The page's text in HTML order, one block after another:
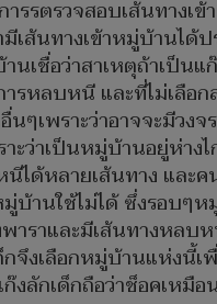
รรตรวจสอบเส้นทางเ
เส้นทางเข้าหมู่บ้านได้
นเชื่อว่าสาเหตุถ้าเป็นแ
ารหลบหนี และที่ไม่เลือก
ๆเพราะว่าอาจจะมีวง
าะว่าเป็นหมู่บ้านอยู่ห่าง
ได้หลายเส้นทาง และค
บ้านใช้ไม่ได้ ซึ่งรอบๆ
าราและมีเส้นทางหลบ
กจึงเลือกหมู่บ้านแห่งนี้เ
ก๊งลักเด็กถือว่าช็อคเหมื